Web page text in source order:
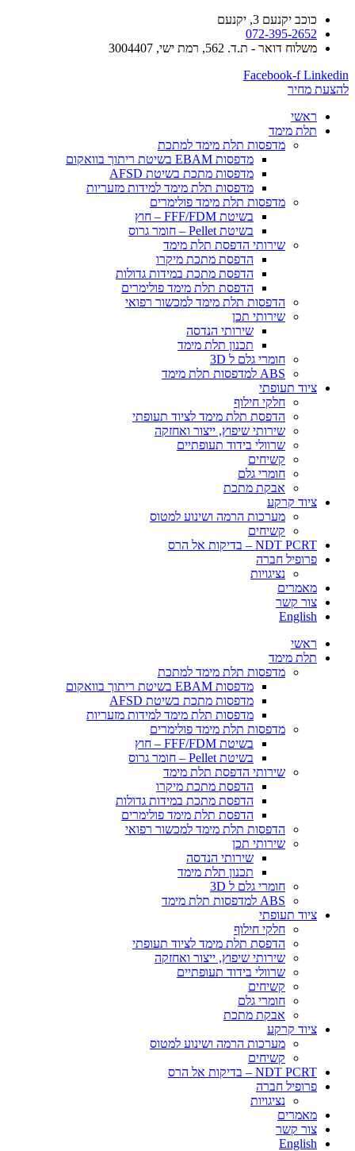
כוכב יקנעם 3, יקנעם
072-395-2652
משלוח דואר - ת.ד. 562, רמת ישי, 3004407​
Facebook-f Linkedin
להצעת מחיר
ראשי
תלת מימד
​מדפסות תלת מימד למתכת
מדפסות EBAM בשיטת ריתוך בוואקום
מדפסות מתכת בשיטת AFSD
​מדפסות תלת מימד למידות מזעריות
​מדפסות תלת מימד פולימרים
בשיטת FFF/FDM – חוץ
בשיטת Pellet – חומר גרוס
שירותי הדפסת תלת מימד
הדפסת מתכת מיקרו
הדפסת מתכת במידות גדולות
הדפסת תלת מימד פולימרים
הדפסות תלת מימד למכשור רפואי
שירותי תכן
שירותי הנדסה
תכנון תלת מימד
חומרי גלם ל 3D
ABS למדפסות תלת מימד
ציוד תעופתי
חלקי חילוף
הדפסת תלת מימד לציוד תעופתי
שירותי שיפוץ, ייצור ואחזקה
שרוולי בידוד תעופתיים
קשיחים
חומרי גלם
אבקת מתכת
ציוד קרקע
מערכות הרמה ושינוע למטוס
קשיחים
NDT PCRT – בדיקות אל הרס
פרופיל חברה
​​​נציגויות
מאמרים
צור קשר
English
ראשי
תלת מימד
​מדפסות תלת מימד למתכת
מדפסות EBAM בשיטת ריתוך בוואקום
מדפסות מתכת בשיטת AFSD
​מדפסות תלת מימד למידות מזעריות
​מדפסות תלת מימד פולימרים
בשיטת FFF/FDM – חוץ
בשיטת Pellet – חומר גרוס
שירותי הדפסת תלת מימד
הדפסת מתכת מיקרו
הדפסת מתכת במידות גדולות
הדפסת תלת מימד פולימרים
הדפסות תלת מימד למכשור רפואי
שירותי תכן
שירותי הנדסה
תכנון תלת מימד
חומרי גלם ל 3D
ABS למדפסות תלת מימד
ציוד תעופתי
חלקי חילוף
הדפסת תלת מימד לציוד תעופתי
שירותי שיפוץ, ייצור ואחזקה
שרוולי בידוד תעופתיים
קשיחים
חומרי גלם
אבקת מתכת
ציוד קרקע
מערכות הרמה ושינוע למטוס
קשיחים
NDT PCRT – בדיקות אל הרס
פרופיל חברה
​​​נציגויות
מאמרים
צור קשר
English